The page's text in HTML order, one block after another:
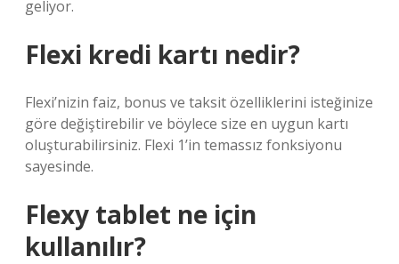
geliyor.
Flexi kredi kartı nedir?
Flexi’nizin faiz, bonus ve taksit özelliklerini isteğinize
göre değiştirebilir ve böylece size en uygun kartı
oluşturabilirsiniz. Flexi 1’in temassız fonksiyonu
sayesinde.
Flexy tablet ne için
kullanılır?